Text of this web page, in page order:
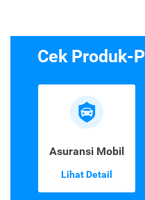
Cek Produk-
Asuransi Mobil
Lihat Detail